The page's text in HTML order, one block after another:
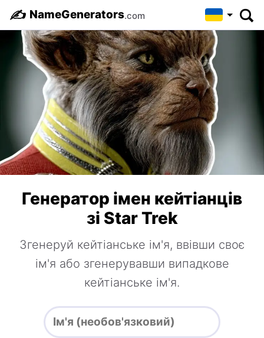
✍️ NameGenerators.com
Генератор імен кейтіанців
зі Star Trek
Згенеруй кейтіанське ім'я, ввівши своє
ім'я або згенерувавши випадкове
кейтіанське ім'я.